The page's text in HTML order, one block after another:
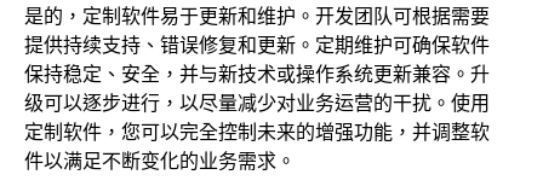
是的，定制软件易于更新和维护。开发团队可根据需要
提供持续支持、错误修复和更新。定期维护可确保软件
保持稳定、安全，并与新技术或操作系统更新兼容。升
级可以逐步进行，以尽量减少对业务运营的干扰。使用
定制软件，您可以完全控制未来的增强功能，并调整软
件以满足不断变化的业务需求。